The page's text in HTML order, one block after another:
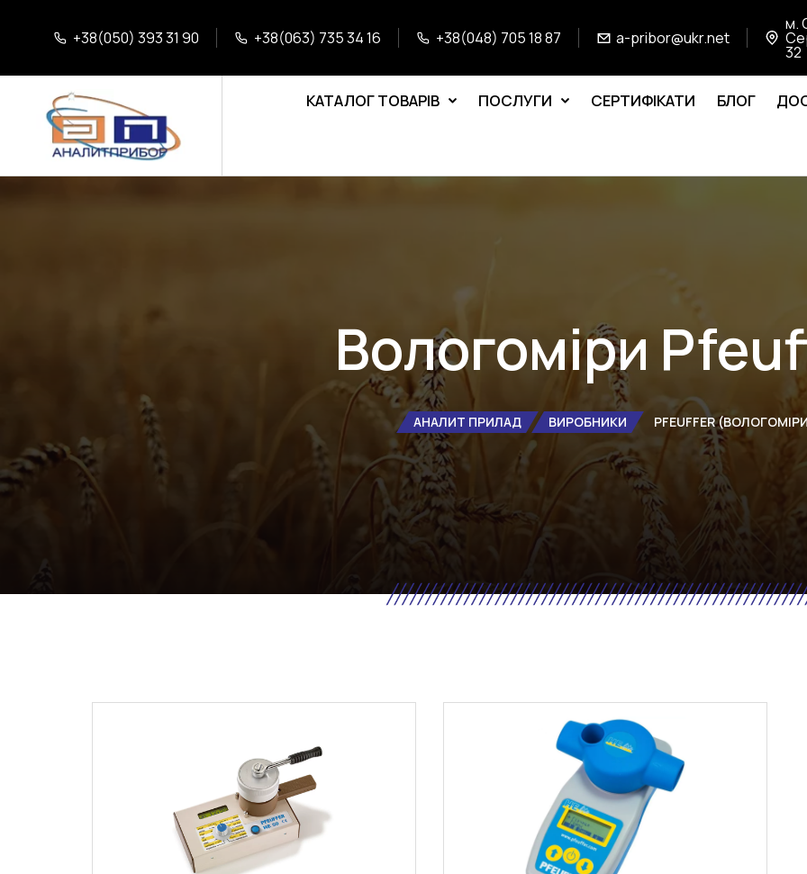
+38(050) 393 31 90 +38(063) 735 34 16 +38(048) 705 18 87 a-pribor@ukr.net
м.
32
КАТАЛОГ ТОВАРІВ ПОСЛУГИ СЕРТИФІКАТИ БЛОГ
Вологоміри
АНАЛИТ ПРИЛАД ВИРОБНИКИ PFEUFFER